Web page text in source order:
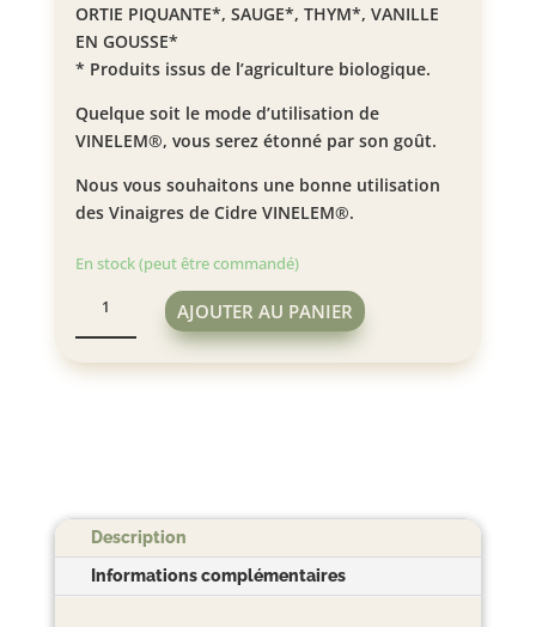
ORTIE PIQUANTE*, SAUGE*, THYM*, VANILLE
EN GOUSSE*
* Produits issus de l’agriculture biologique.
Quelque soit le mode d’utilisation de
VINELEM®, vous serez étonné par son goût.
Nous vous souhaitons une bonne utilisation
des Vinaigres de Cidre VINELEM®.
En stock (peut être commandé)
Vinaigre
de
BIO
6
AJOUTER AU PANIER
Description
Informations complémentaires